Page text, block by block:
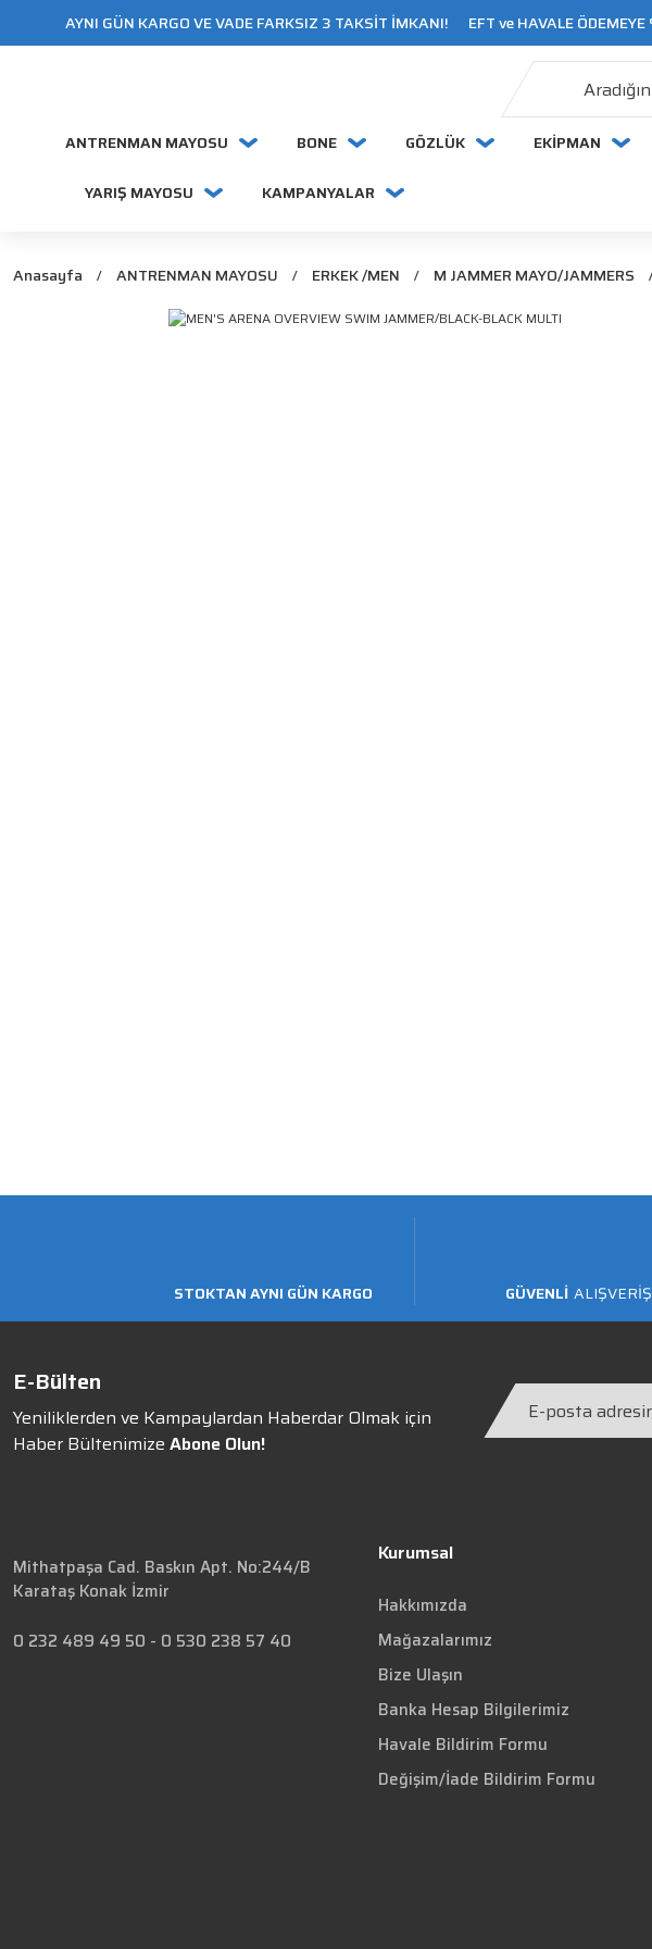
AYNI GÜN KARGO VE VADE FARKSIZ 3 TAKSİT İMKANI! EFT ve HAVALE
ANTRENMAN MAYOSU BONE GÖZLÜK EKİPMAN
YARIŞ MAYOSU KAMPANYALAR
Anasayfa ANTRENMAN MAYOSU ERKEK /MEN M JAMMER MAYO/JAMMERS
STOKTAN AYNI GÜN KARGO GÜVENLİ ALIŞVERİŞ
E-Bülten
Yeniliklerden ve Kampaylardan Haberdar Olmak için
Haber Bültenimize Abone Olun!
Mithatpaşa Cad. Baskın Apt. No:244/B
Karataş Konak İzmir
0 232 489 49 50 - 0 530 238 57 40
Kurumsal
Hakkımızda
Mağazalarımız
Bize Ulaşın
Banka Hesap Bilgilerimiz
Havale Bildirim Formu
Değişim/İade Bildirim Formu